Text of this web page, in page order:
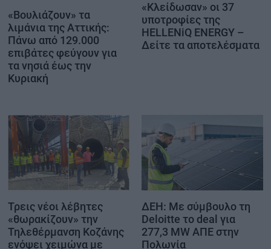
«Βουλιάζουν» τα
λιμάνια της Αττικής:
Πάνω από 129.000
επιβάτες φεύγουν για
τα νησιά έως την
Κυριακή
«Κλείδωσαν» οι 37
υποτροφίες της
HELLENiQ ENERGY –
Δείτε τα αποτελέσματα
Τρεις νέοι λέβητες
«θωρακίζουν» την
Τηλεθέρμανση Κοζάνης
ενόψει χειμώνα με
ΔΕΗ: Με σύμβουλο τη
Deloitte το deal για
277,3 MW ΑΠΕ στην
Πολωνία